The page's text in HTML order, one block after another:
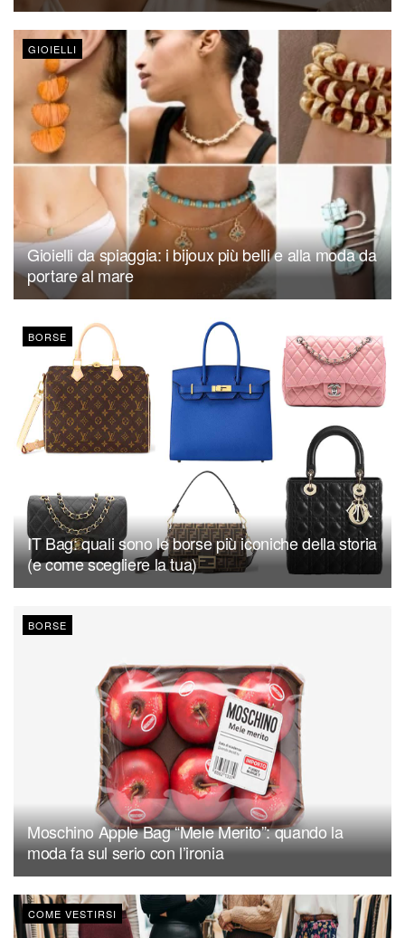
GIOIELLI
Gioielli da spiaggia: i bijoux più belli e alla moda da
portare al mare
BORSE
IT Bag: quali sono le borse più iconiche della storia
(e come scegliere la tua)
BORSE
Moschino Apple Bag “Mele Merito”: quando la
moda fa sul serio con l’ironia
COME VESTIRSI